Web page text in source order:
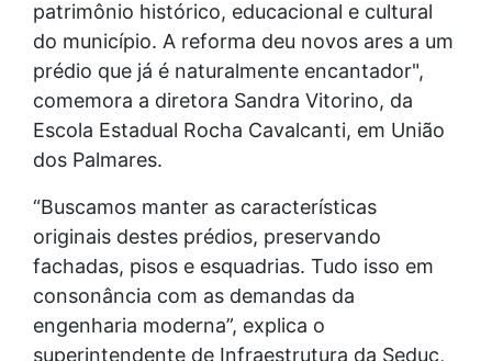
patrimônio histórico, educacional e cultural
do município. A reforma deu novos ares a um
prédio que já é naturalmente encantador",
comemora a diretora Sandra Vitorino, da
Escola Estadual Rocha Cavalcanti, em União
dos Palmares.
“Buscamos manter as características
originais destes prédios, preservando
fachadas, pisos e esquadrias. Tudo isso em
consonância com as demandas da
engenharia moderna”, explica o
superintendente de Infraestrutura da Seduc,